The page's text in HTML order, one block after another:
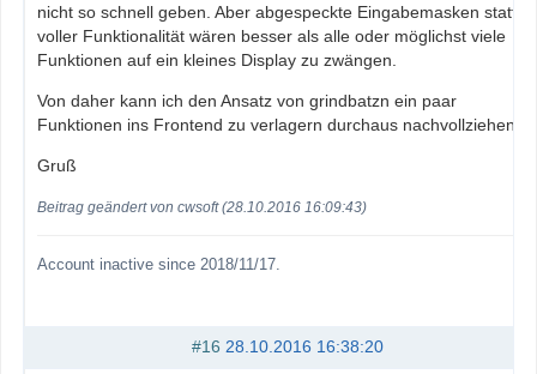
nicht so schnell geben. Aber abgespeckte Eingabemasken statt
voller Funktionalität wären besser als alle oder möglichst viele
Funktionen auf ein kleines Display zu zwängen.
Von daher kann ich den Ansatz von grindbatzn ein paar
Funktionen ins Frontend zu verlagern durchaus nachvollziehen.
Gruß
Beitrag geändert von cwsoft (28.10.2016 16:09:43)
Account inactive since 2018/11/17.
#16 28.10.2016 16:38:20